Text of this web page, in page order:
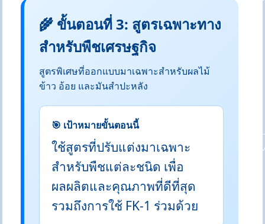
🌾 ขั้นตอนที่ 3: สูตรเฉพาะทาง
สำหรับพืชเศรษฐกิจ
สูตรพิเศษที่ออกแบบมาเฉพาะสำหรับผลไม้
ข้าว อ้อย และมันสำปะหลัง
🎯 เป้าหมายขั้นตอนนี้
ใช้สูตรที่ปรับแต่งมาเฉพาะ
สำหรับพืชแต่ละชนิด เพื่อ
ผลผลิตและคุณภาพที่ดีที่สุด
รวมถึงการใช้ FK-1 ร่วมด้วย